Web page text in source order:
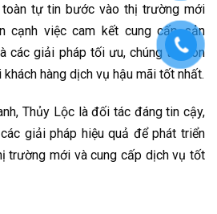
toàn tự tin bước vào thị trường mới
cạnh việc cam kết cung cấp sản
các giải pháp tối ưu, chúng tôi còn
hàng dịch vụ hậu mãi tốt nhất.
Thủy Lộc là đối tác đáng tin cậy,
giải pháp hiệu quả để phát triển
trường mới và cung cấp dịch vụ tốt